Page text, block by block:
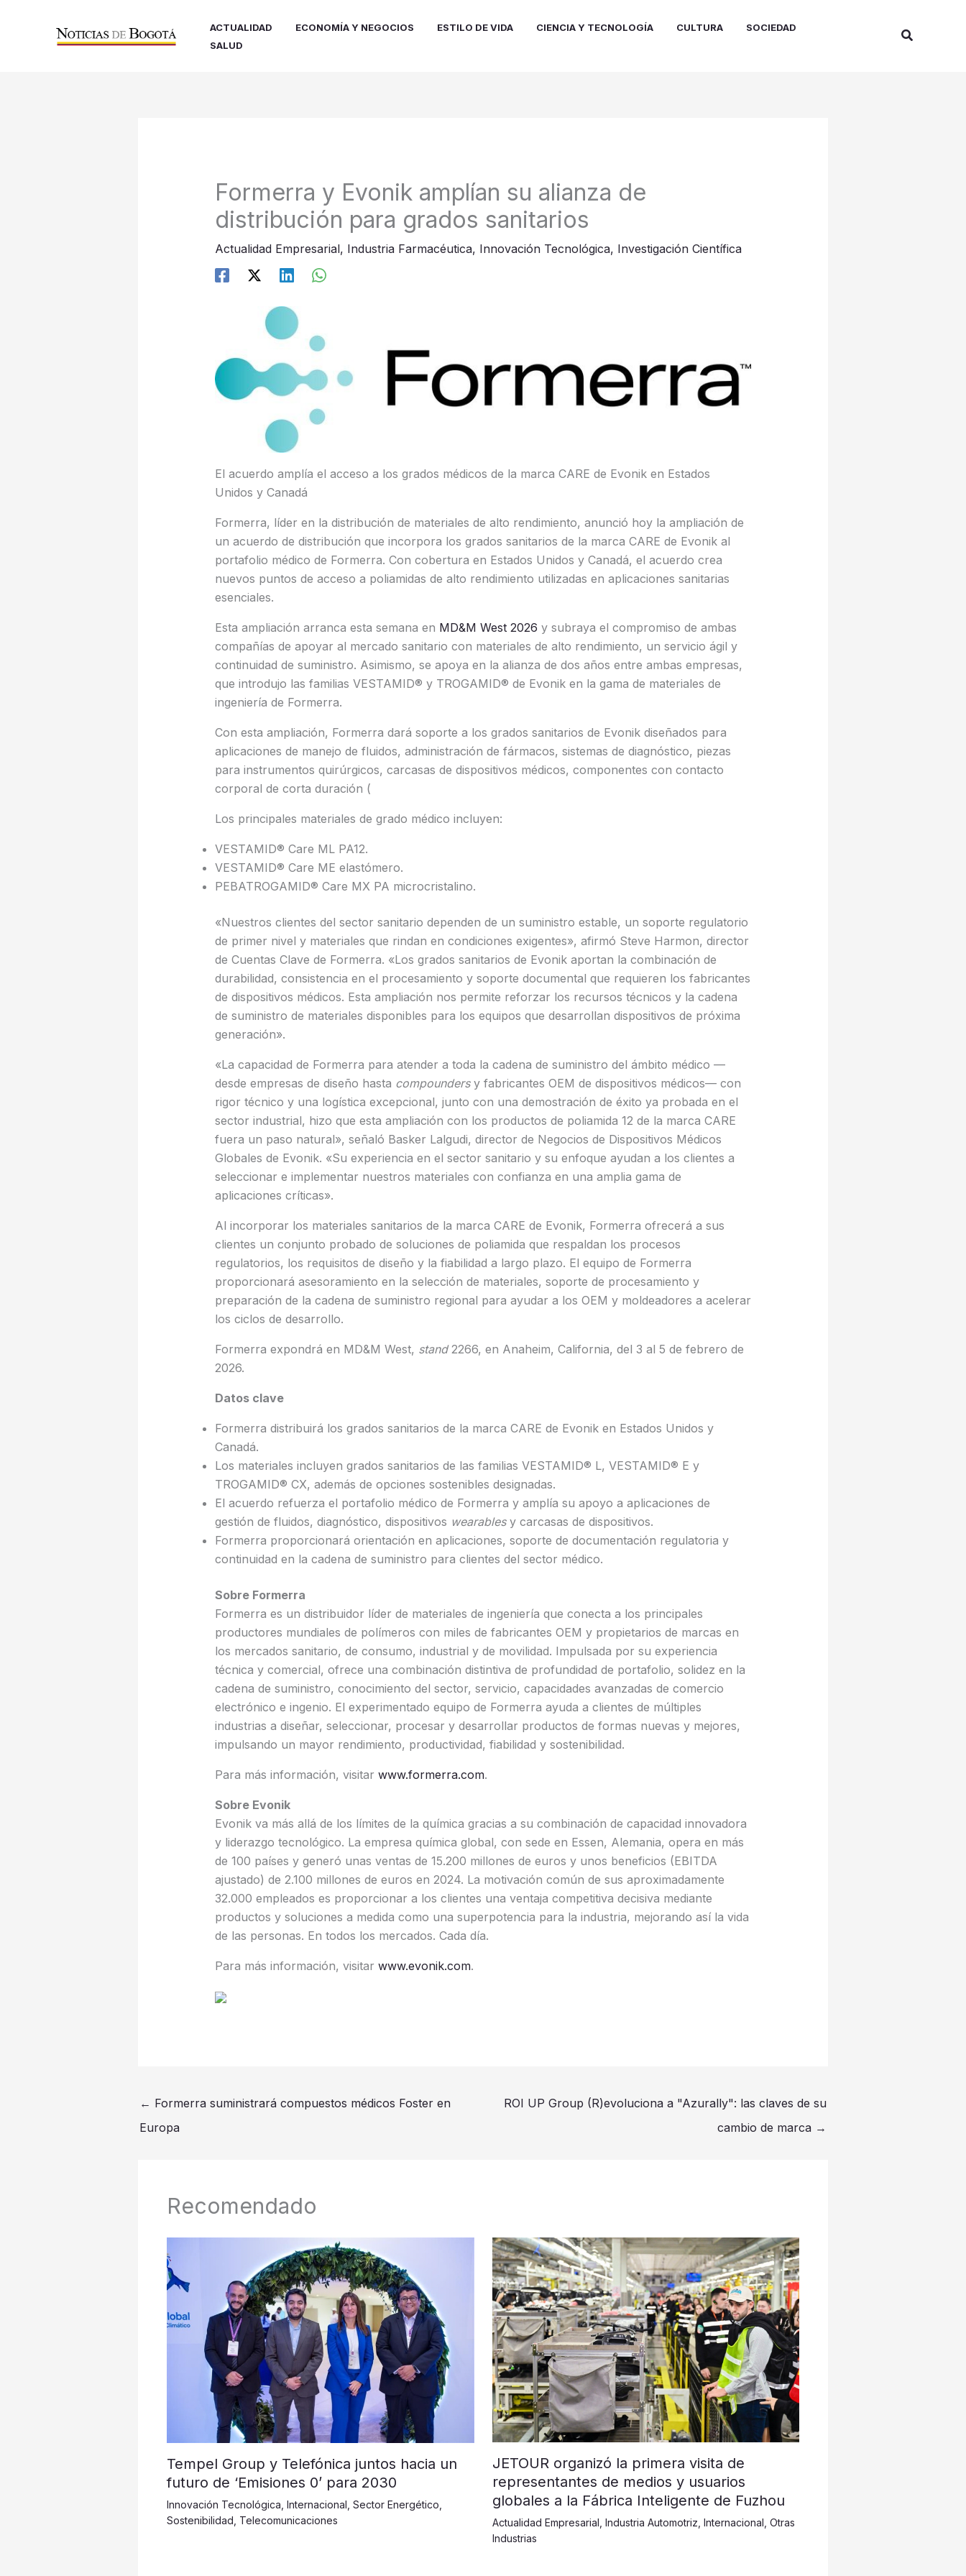
ACTUALIDAD ECONOMÍA Y NEGOCIOS ESTILO DE VIDA CIENCIA Y TECNOLOGÍA CULTURA
SOCIEDAD
SALUD
Buscar
Formerra y Evonik amplían su alianza de
distribución para grados sanitarios
Actualidad Empresarial, Industria Farmacéutica, Innovación Tecnológica, Investigación Científica
El acuerdo amplía el acceso a los grados médicos de la marca CARE de Evonik en Estados
Unidos y Canadá
Formerra, líder en la distribución de materiales de alto rendimiento, anunció hoy la ampliación de
un acuerdo de distribución que incorpora los grados sanitarios de la marca CARE de Evonik al
portafolio médico de Formerra. Con cobertura en Estados Unidos y Canadá, el acuerdo crea
nuevos puntos de acceso a poliamidas de alto rendimiento utilizadas en aplicaciones sanitarias
esenciales.
Esta ampliación arranca esta semana en MD&M West 2026 y subraya el compromiso de ambas
compañías de apoyar al mercado sanitario con materiales de alto rendimiento, un servicio ágil y
continuidad de suministro. Asimismo, se apoya en la alianza de dos años entre ambas empresas,
que introdujo las familias VESTAMID® y TROGAMID® de Evonik en la gama de materiales de
ingeniería de Formerra.
Con esta ampliación, Formerra dará soporte a los grados sanitarios de Evonik diseñados para
aplicaciones de manejo de fluidos, administración de fármacos, sistemas de diagnóstico, piezas
para instrumentos quirúrgicos, carcasas de dispositivos médicos, componentes con contacto
corporal de corta duración (
Los principales materiales de grado médico incluyen:
VESTAMID® Care ML PA12.
VESTAMID® Care ME elastómero.
PEBATROGAMID® Care MX PA microcristalino.
«Nuestros clientes del sector sanitario dependen de un suministro estable, un soporte regulatorio
de primer nivel y materiales que rindan en condiciones exigentes», afirmó Steve Harmon, director
de Cuentas Clave de Formerra. «Los grados sanitarios de Evonik aportan la combinación de
durabilidad, consistencia en el procesamiento y soporte documental que requieren los fabricantes
de dispositivos médicos. Esta ampliación nos permite reforzar los recursos técnicos y la cadena
de suministro de materiales disponibles para los equipos que desarrollan dispositivos de próxima
generación».
«La capacidad de Formerra para atender a toda la cadena de suministro del ámbito médico —
desde empresas de diseño hasta compounders y fabricantes OEM de dispositivos médicos— con
rigor técnico y una logística excepcional, junto con una demostración de éxito ya probada en el
sector industrial, hizo que esta ampliación con los productos de poliamida 12 de la marca CARE
fuera un paso natural», señaló Basker Lalgudi, director de Negocios de Dispositivos Médicos
Globales de Evonik. «Su experiencia en el sector sanitario y su enfoque ayudan a los clientes a
seleccionar e implementar nuestros materiales con confianza en una amplia gama de
aplicaciones críticas».
Al incorporar los materiales sanitarios de la marca CARE de Evonik, Formerra ofrecerá a sus
clientes un conjunto probado de soluciones de poliamida que respaldan los procesos
regulatorios, los requisitos de diseño y la fiabilidad a largo plazo. El equipo de Formerra
proporcionará asesoramiento en la selección de materiales, soporte de procesamiento y
preparación de la cadena de suministro regional para ayudar a los OEM y moldeadores a acelerar
los ciclos de desarrollo.
Formerra expondrá en MD&M West, stand 2266, en Anaheim, California, del 3 al 5 de febrero de
2026.
Datos clave
Formerra distribuirá los grados sanitarios de la marca CARE de Evonik en Estados Unidos y
Canadá.
Los materiales incluyen grados sanitarios de las familias VESTAMID® L, VESTAMID® E y
TROGAMID® CX, además de opciones sostenibles designadas.
El acuerdo refuerza el portafolio médico de Formerra y amplía su apoyo a aplicaciones de
gestión de fluidos, diagnóstico, dispositivos wearables y carcasas de dispositivos.
Formerra proporcionará orientación en aplicaciones, soporte de documentación regulatoria y
continuidad en la cadena de suministro para clientes del sector médico.
Sobre Formerra
Formerra es un distribuidor líder de materiales de ingeniería que conecta a los principales
productores mundiales de polímeros con miles de fabricantes OEM y propietarios de marcas en
los mercados sanitario, de consumo, industrial y de movilidad. Impulsada por su experiencia
técnica y comercial, ofrece una combinación distintiva de profundidad de portafolio, solidez en la
cadena de suministro, conocimiento del sector, servicio, capacidades avanzadas de comercio
electrónico e ingenio. El experimentado equipo de Formerra ayuda a clientes de múltiples
industrias a diseñar, seleccionar, procesar y desarrollar productos de formas nuevas y mejores,
impulsando un mayor rendimiento, productividad, fiabilidad y sostenibilidad.
Para más información, visitar www.formerra.com.
Sobre Evonik
Evonik va más allá de los límites de la química gracias a su combinación de capacidad innovadora
y liderazgo tecnológico. La empresa química global, con sede en Essen, Alemania, opera en más
de 100 países y generó unas ventas de 15.200 millones de euros y unos beneficios (EBITDA
ajustado) de 2.100 millones de euros en 2024. La motivación común de sus aproximadamente
32.000 empleados es proporcionar a los clientes una ventaja competitiva decisiva mediante
productos y soluciones a medida como una superpotencia para la industria, mejorando así la vida
de las personas. En todos los mercados. Cada día.
Para más información, visitar www.evonik.com.
← Formerra suministrará compuestos médicos Foster en
Europa
ROI UP Group (R)evoluciona a "Azurally": las claves de su
cambio de marca →
Recomendado
Tempel Group y Telefónica juntos hacia un
futuro de ‘Emisiones 0’ para 2030
Innovación Tecnológica Internacional Sector Energético
Sostenibilidad Telecomunicaciones
JETOUR organizó la primera visita de
representantes de medios y usuarios
globales a la Fábrica Inteligente de Fuzhou
Actualidad Empresarial Industria Automotriz Internacional Otras
Industrias